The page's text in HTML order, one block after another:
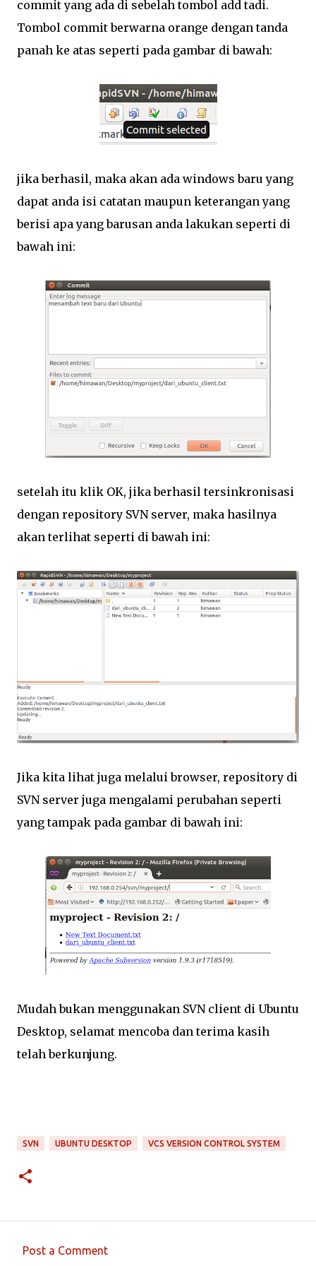
commit yang ada di sebelah tombol add tadi.
Tombol commit berwarna orange dengan tanda
panah ke atas seperti pada gambar di bawah:
jika berhasil, maka akan ada windows baru yang
dapat anda isi catatan maupun keterangan yang
berisi apa yang barusan anda lakukan seperti di
bawah ini:
setelah itu klik OK, jika berhasil tersinkronisasi
dengan repository SVN server, maka hasilnya
akan terlihat seperti di bawah ini:
Jika kita lihat juga melalui browser, repository di
SVN server juga mengalami perubahan seperti
yang tampak pada gambar di bawah ini:
Mudah bukan menggunakan SVN client di Ubuntu
Desktop, selamat mencoba dan terima kasih
telah berkunjung.
SVN UBUNTU DESKTOP VCS VERSION CONTROL SYSTEM
Post a Comment